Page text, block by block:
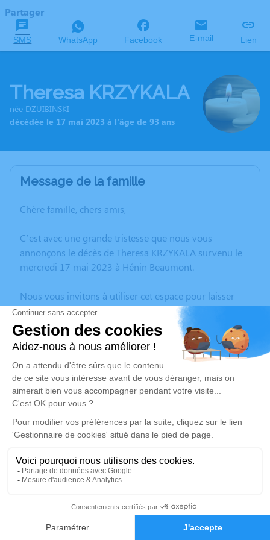
Faire-part Hommages
Partager
SMS WhatsApp Facebook E-mail Lien
Theresa KRZYKALA
née DZUIBINSKI
décédée le 17 mai 2023 à l'âge de 93 ans
Message de la famille
Chère famille, chers amis,
C’est avec une grande tristesse que nous vous
annonçons le décès de Theresa KRZYKALA survenu le
mercredi 17 mai 2023 à Hénin Beaumont.
Nous vous invitons à utiliser cet espace pour laisser
vos condoléances, partager des photos souvenirs, une
anecdote ou exprimer vos pensées à travers des
poèmes ou des textes. Cet endroit est un lieu
d'expression dédié à honorer la mémoire de Theresa
KRZYKALA.
Un service de plantation d’arbre hommage est
disponible ici
Cérémonie religieuse
Eglise de la Chapelle Saint-Joseph d'Oignies
Rue Léon Jouhaux Oignies